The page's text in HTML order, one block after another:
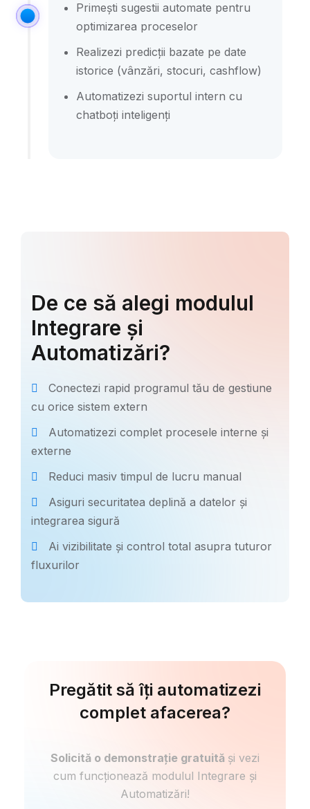
Primești sugestii automate pentru
optimizarea proceselor
Realizezi predicții bazate pe date
istorice (vânzări, stocuri, cashflow)
Automatizezi suportul intern cu
chatboți inteligenți
De ce să alegi modulul
Integrare și
Automatizări?
Conectezi rapid programul tău de gestiune
cu orice sistem extern
Automatizezi complet procesele interne și
externe
Reduci masiv timpul de lucru manual
Asiguri securitatea deplină a datelor și
integrarea sigură
Ai vizibilitate și control total asupra tuturor
fluxurilor
Pregătit să îți automatizezi
complet afacerea?
Solicită o demonstrație gratuită și vezi
cum funcționează modulul Integrare și
Automatizări!